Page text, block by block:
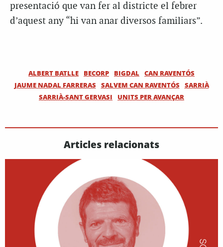
presentació que van fer al districte el febrer
d’aquest any “hi van anar diversos familiars”.
ALBERT BATLLE BECORP BIGDAL
CAN RAVENTÓS
JAUME NADAL FARRERAS
SALVEM CAN RAVENTÓS
SARRIÀ
SARRIÀ-SANT GERVASI
UNITS PER AVANÇAR
Articles relacionats